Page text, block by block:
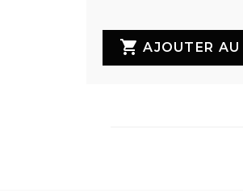
 AJOUTER AU